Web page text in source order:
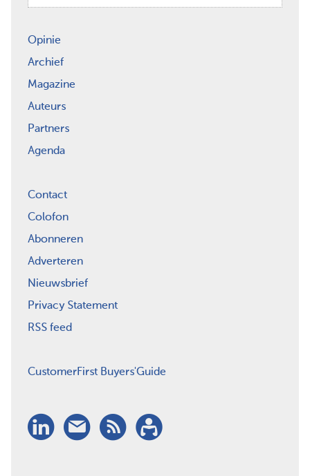
Opinie
Archief
Magazine
Auteurs
Partners
Agenda
Contact
Colofon
Abonneren
Adverteren
Nieuwsbrief
Privacy Statement
RSS feed
CustomerFirst Buyers'Guide
LinkedIn
Nieuwsbrief
RSSAbonneren